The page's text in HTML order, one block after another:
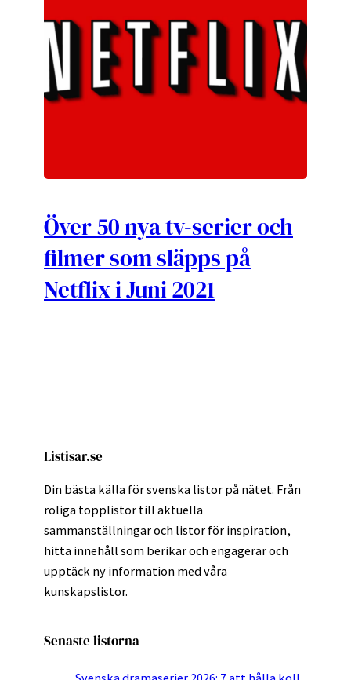
Över 50 nya tv-serier och
filmer som släpps på
Netflix i Juni 2021
Listisar.se
Din bästa källa för svenska listor på nätet. Från
roliga topplistor till aktuella
sammanställningar och listor för inspiration,
hitta innehåll som berikar och engagerar och
upptäck ny information med våra
kunskapslistor.
Senaste listorna